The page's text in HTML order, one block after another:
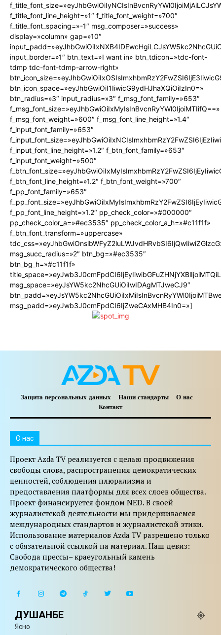
f_title_font_line_height=»1″ f_title_font_weight=»700″
f_title_font_spacing=»-1″ msg_composer=»success»
display=»column» gap=»10″
input_border=»1″ btn_text=»I want in» btn_tdicon=»tdc-font-
tdmp tdc-font-tdmp-arrow-right»
btn_icon_space=»eyJhbGwiOiI1IiwicG9ydHJhaXQiOiIzIn0=»
btn_radius=»3″ input_radius=»3″ f_msg_font_family=»653″
f_msg_font_size=»eyJhbGwiOiIxMyIsInBvcnRyYWl0IjoiMTIifQ==»
f_msg_font_weight=»600″ f_msg_font_line_height=»1.4″
f_input_font_family=»653″
f_input_font_line_height=»1.2″ f_btn_font_family=»653″
f_input_font_weight=»500″
f_btn_font_line_height=»1.2″ f_btn_font_weight=»700″
f_pp_font_family=»653″
f_pp_font_line_height=»1.2″ pp_check_color=»#000000″
pp_check_color_a=»#ec3535″ pp_check_color_a_h=»#c11f1f»
f_btn_font_transform=»uppercase»
msg_succ_radius=»2″ btn_bg=»#ec3535″
btn_bg_h=»#c11f1f»
msg_space=»eyJsYW5kc2NhcGUiOiIwIDAgMTJweCJ9″
msg_padd=»eyJwb3J0cmFpdCI6IjZweCAxMHB4In0=»]
Защита персональных данных Наши стандарты
О нас
Контакт
O нас
Проект Azda TV реализуется с целью продвижения
свободы слова, распространения демократических
ценностей, соблюдения плюрализма и
предоставления платформы для всех слоев общества.
Проект финансируется фондом NED. В своей
журналистской деятельности мы придерживаемся
международных стандартов и журналистской этики.
Использование материалов Azda TV разрешено только
с обязательной ссылкой на материал. Наш девиз:
Свобода прессы– краеугольный камень
демократического общества!
ДУШАНБЕ
Ясно